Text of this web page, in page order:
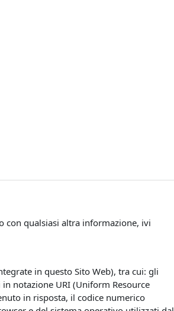
con qualsiasi altra informazione, ivi
in questo Sito Web), tra cui: gli
notazione URI (Uniform Resource
in risposta, il codice numerico